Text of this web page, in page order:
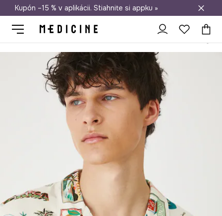
Doprava zadarmo od 50 €
Kupón –15 % v aplikácii. Stiahnite si appku »